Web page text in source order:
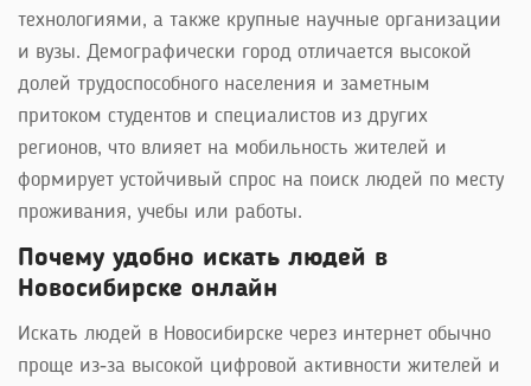
технологиями, а также крупные научные организации
и вузы. Демографически город отличается высокой
долей трудоспособного населения и заметным
притоком студентов и специалистов из других
регионов, что влияет на мобильность жителей и
формирует устойчивый спрос на поиск людей по месту
проживания, учебы или работы.
Почему удобно искать людей в
Новосибирске онлайн
Искать людей в Новосибирске через интернет обычно
проще из‑за высокой цифровой активности жителей и